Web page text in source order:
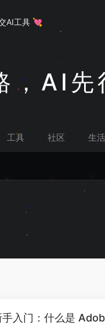
AI工具 💘
，AI先
工具 社区 生活
入门：什么是